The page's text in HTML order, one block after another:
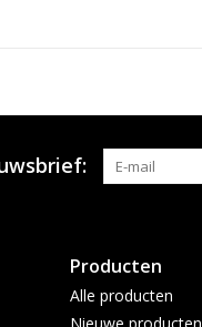
Producten
Alle producten